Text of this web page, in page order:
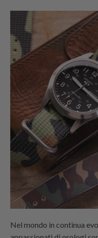
Nel mondo in continua